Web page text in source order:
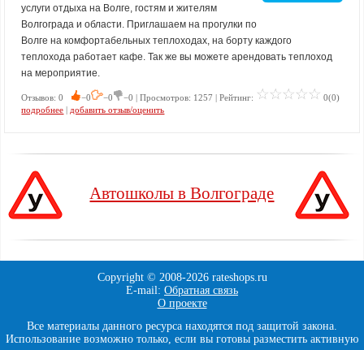
услуги отдыха на Волге, гостям и жителям
Волгограда и области. Приглашаем на прогулки по
Волге на комфортабельных теплоходах, на борту каждого
теплохода работает кафе. Так же вы можете арендовать теплоход
на мероприятие.
Отзывов: 0 −0 −0 −0 | Просмотров: 1257 | Рейтинг:
0(0)
подробнее | добавить отзыв/оценить
Автошколы в Волгограде
Copyright © 2008-2026 rateshops.ru
E-mail: Обратная связь
О проекте
Все материалы данного ресурса находятся под защитой закона.
Использование возможно только, если вы готовы разместить активную